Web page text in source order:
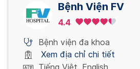
Bệnh Viện FV
4.4
Bệnh viện đa khoa
Xem địa chỉ chi tiết